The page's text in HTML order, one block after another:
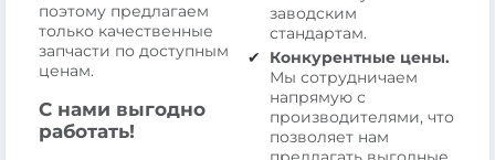
поэтому предлагаем
только качественные
запчасти по доступным
ценам.
С нами выгодно
работать!
заводским
стандартам.
Конкурентные цены.
Мы сотрудничаем
напрямую с
производителями, что
позволяет нам